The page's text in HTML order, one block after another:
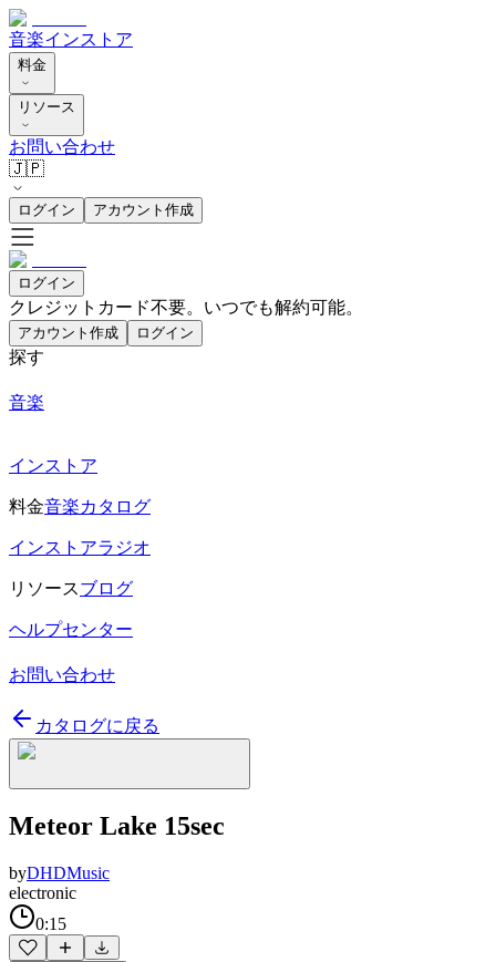
音楽インストア
料金
リソース
お問い合わせ
🇯🇵
ログイン アカウント作成
ログイン
クレジットカード不要。いつでも解約可能。
アカウント作成 ログイン
探す
音楽
インストア
料金音楽カタログ
インストアラジオ
リソースブログ
ヘルプセンター
お問い合わせ
カタログに戻る
Meteor Lake 15sec
byDHDMusic
electronic
0:15